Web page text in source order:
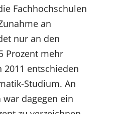
Fachhochschulen
an
nur an den
Prozent mehr
2011 entschieden
Studium. An
dagegen ein